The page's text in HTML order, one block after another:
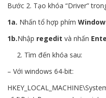
Bước 2. Tạo khóa “Driver”
1a. Nhấn tổ hợp phím
1b.Nhập regedit và nhấn
Tìm đến khóa sau:
– Với windows 64-bit: